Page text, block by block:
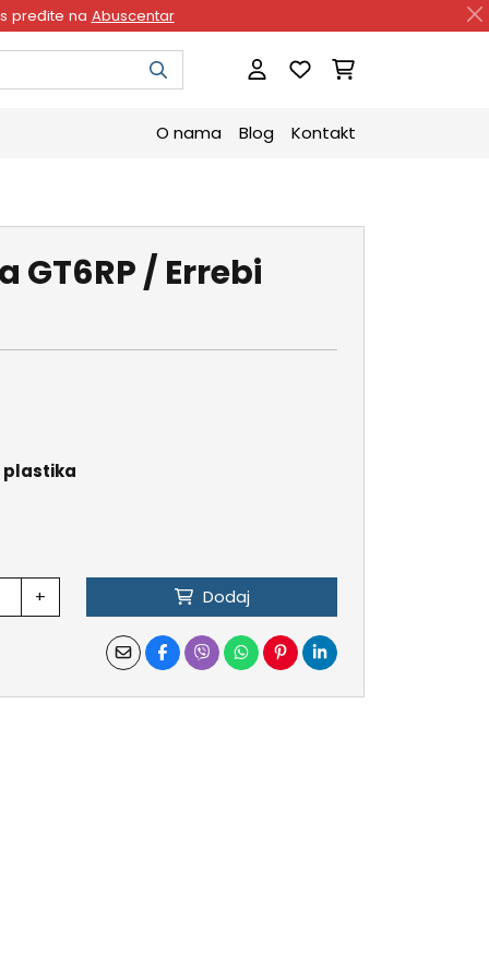
pređite na Abuscentar
O nama Blog Kontakt
GT6RP / Errebi
plastika
+ Dodaj